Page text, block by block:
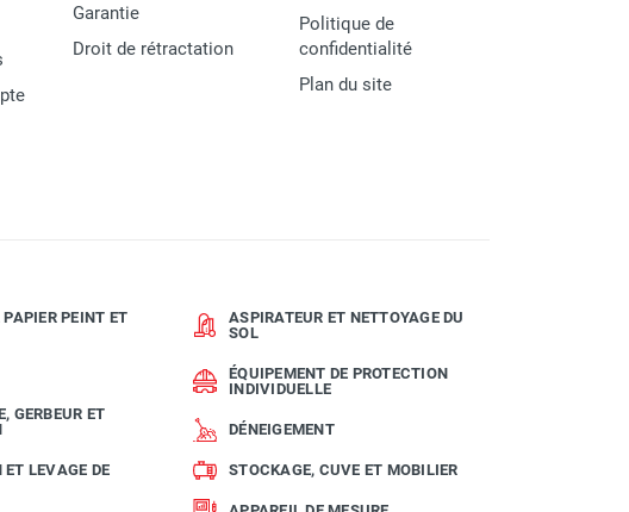
Garantie
Droit de rétractation
Politique de
confidentialité
Plan du site
PEINT ET
GERBEUR ET
LEVAGE DE
ASPIRATEUR ET NETTOYAGE DU
SOL
ÉQUIPEMENT DE PROTECTION
INDIVIDUELLE
DÉNEIGEMENT
STOCKAGE, CUVE ET MOBILIER